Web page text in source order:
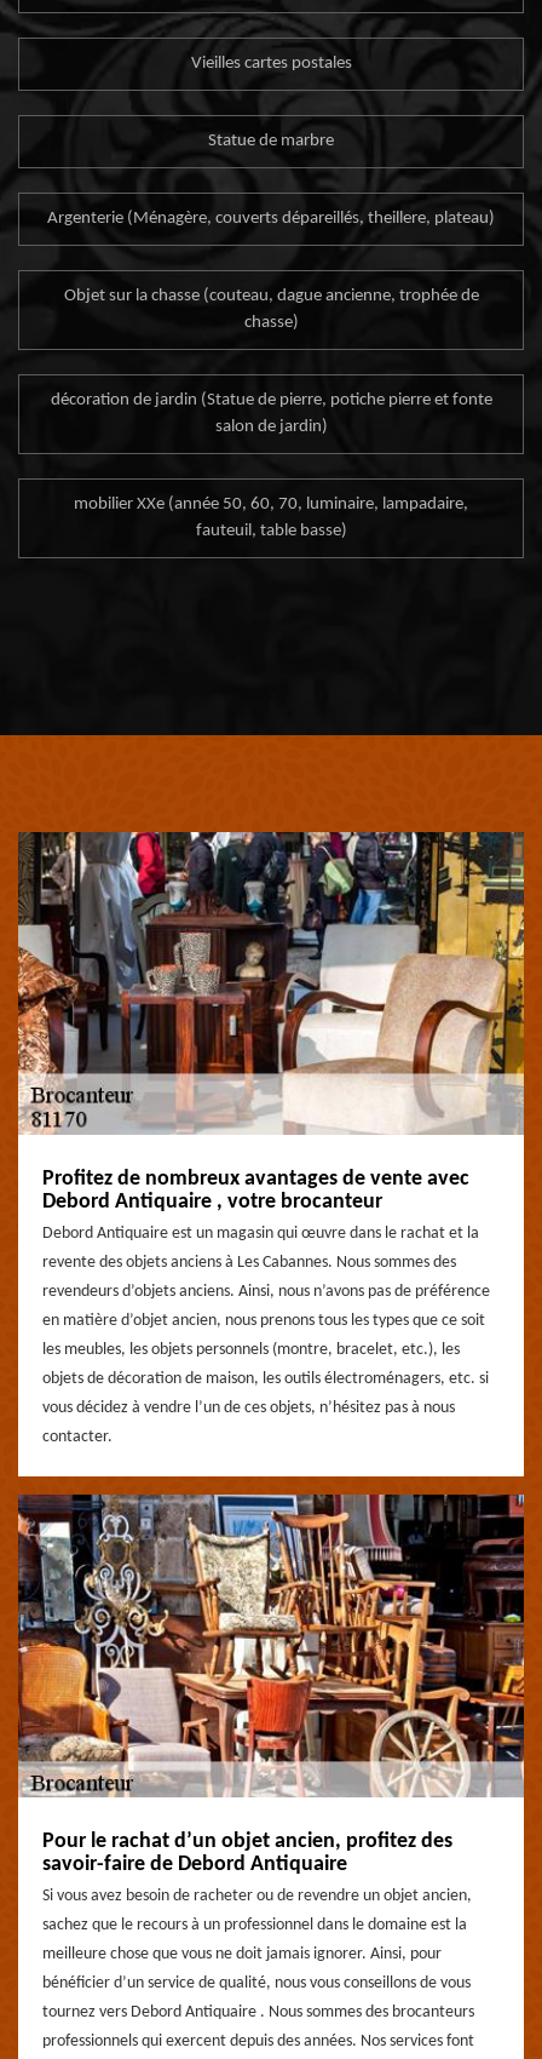
Vieilles cartes postales
Statue de marbre
Argenterie (Ménagère, couverts dépareillés, theillere, plateau)
Objet sur la chasse (couteau, dague ancienne, trophée de
chasse)
décoration de jardin (Statue de pierre, potiche pierre et fonte
salon de jardin)
mobilier XXe (année 50, 60, 70, luminaire, lampadaire,
fauteuil, table basse)
Profitez de nombreux avantages de vente avec
Debord Antiquaire , votre brocanteur
Debord Antiquaire est un magasin qui œuvre dans le rachat et la
revente des objets anciens à Les Cabannes. Nous sommes des
revendeurs d’objets anciens. Ainsi, nous n’avons pas de préférence
en matière d’objet ancien, nous prenons tous les types que ce soit
les meubles, les objets personnels (montre, bracelet, etc.), les
objets de décoration de maison, les outils électroménagers, etc. si
vous décidez à vendre l’un de ces objets, n’hésitez pas à nous
contacter.
Pour le rachat d’un objet ancien, profitez des
savoir-faire de Debord Antiquaire
Si vous avez besoin de racheter ou de revendre un objet ancien,
sachez que le recours à un professionnel dans le domaine est la
meilleure chose que vous ne doit jamais ignorer. Ainsi, pour
bénéficier d’un service de qualité, nous vous conseillons de vous
tournez vers Debord Antiquaire . Nous sommes des brocanteurs
professionnels qui exercent depuis des années. Nos services font